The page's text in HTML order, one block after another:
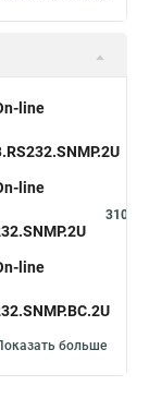
line
line
line
больше